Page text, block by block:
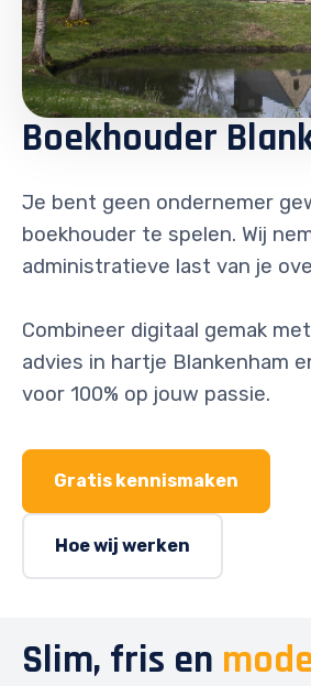
Boekhouder
Je bent geen ondernemer
boekhouder te spelen. Wij
administratieve last van je
Combineer digitaal gemak
advies in hartje Blankenham
voor 100% op jouw passie.
Gratis kennismaken
Hoe wij werken
Slim, fris en